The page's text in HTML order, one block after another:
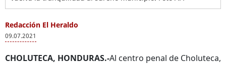
Redacción El Heraldo
09.07.2021
CHOLUTECA, HONDURAS.-Al centro penal de Choluteca,